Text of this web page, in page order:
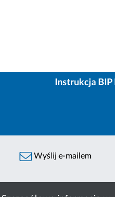
Instrukcja BIP
Wyślij e-mailem